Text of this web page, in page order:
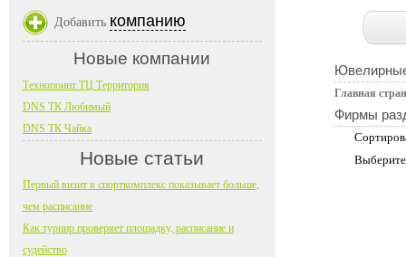
Главная
Фирмы
Добавить компанию
Новые компании
Технопоинт ТЦ Территория
DNS ТК Любимый
DNS ТК Чайка
Новые статьи
Первый визит в спорткомплекс показывает больше,
чем расписание
Как турнир проверяет площадку, расписание и
судейство